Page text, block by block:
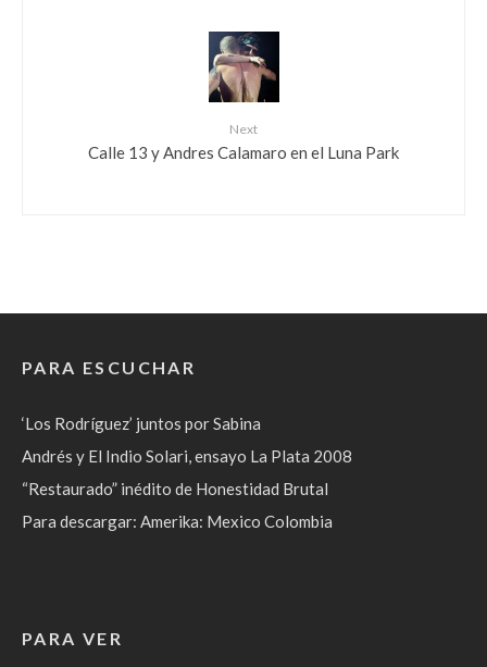
Next
Calle 13 y Andres Calamaro en el Luna Park
PARA ESCUCHAR
‘Los Rodríguez’ juntos por Sabina
Andrés y El Indio Solari, ensayo La Plata 2008
“Restaurado” inédito de Honestidad Brutal
Para descargar: Amerika: Mexico Colombia
PARA VER